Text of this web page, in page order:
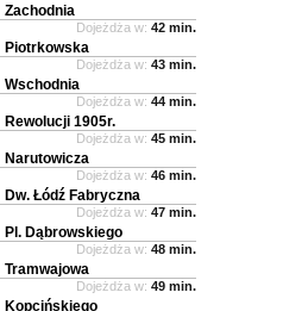
Zachodnia
Dojeżdża w: 42 min.
Piotrkowska
Dojeżdża w: 43 min.
Wschodnia
Dojeżdża w: 44 min.
Rewolucji 1905r.
Dojeżdża w: 45 min.
Narutowicza
Dojeżdża w: 46 min.
Dw. Łódź Fabryczna
Dojeżdża w: 47 min.
Pl. Dąbrowskiego
Dojeżdża w: 48 min.
Tramwajowa
Dojeżdża w: 49 min.
Kopcińskiego